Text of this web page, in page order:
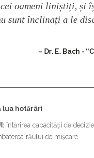
oameni liniștiți,
sunt înclinați a le
– Dr. E. Bach -
lua hotărâri
întărirea capacității de
răului de mișcare